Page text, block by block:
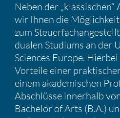
Neben der
wir Ihnen die
zum
dualen Studiums an der
Sciences Europe.
Vorteile einer
einem akade­mi­schen
Abschlüsse inner­halb
Bachelor of Arts (B.A.)